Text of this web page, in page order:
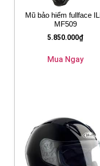
Mũ bảo hiểm fullface
MF509
5.850.000₫
Mua Ngay